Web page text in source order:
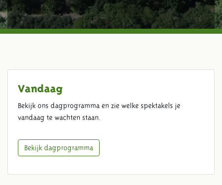
Vandaag
Bekijk ons dagprogramma en zie welke spektakels je
vandaag te wachten staan.
Bekijk dagprogramma